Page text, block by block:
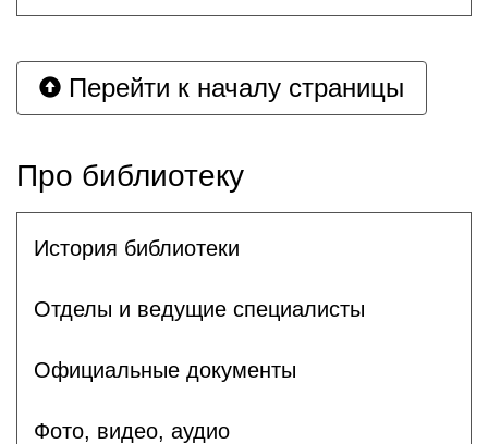
Перейти к началу страницы
Про библиотеку
История библиотеки
Отделы и ведущие специалисты
Официальные документы
Фото, видео, аудио